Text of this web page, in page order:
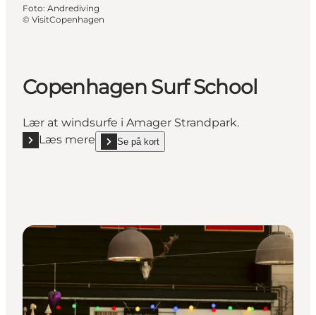
Foto: Andrediving
© VisitCopenhagen
Copenhagen Surf School
Lær at windsurfe i Amager Strandpark.
Læs mere
Læs mere "Copenhagen Surf School"
Se på kort
show Copenhagen Surf School on_map